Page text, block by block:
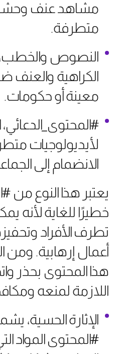
مشاهد عنف وحشية
متطرفة.
النصوص
الكراهية
معينة أو حكومات.
لأيديولوجيات
الانضمام إلى
يعتبر هذا النوع من
خطيرًا للغاية لأنه
تطرف الأفراد
أعمال إرهابية. ومن
هذا المحتوى بحذر
اللازمة لمنعه
الإثارة الحسية،
#المحتوى المواد